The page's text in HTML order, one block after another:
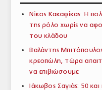
ΕΞΟΠΛΙΣΜΟΣ
ΥΠΗΡΕΣΙΕΣ
ΝΟΜΟΘΕΣΙΑ
ΕΛΛΗΝΙΚΗ ΝΟΜΟΘΕΣΙΑ
Νίκος Κακαφίκας: Η
της ρόλο χωρίς να
του κλάδου
Βαλάντης
κρεοπώλη, τώρα
να επιβιώσουμε
Ιάκωβος Σαγιάς: 50